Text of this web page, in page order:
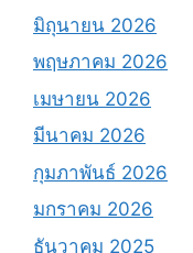
มิถุนายน 2026
พฤษภาคม 2026
เมษายน 2026
มีนาคม 2026
กุมภาพันธ์ 2026
มกราคม 2026
ธันวาคม 2025